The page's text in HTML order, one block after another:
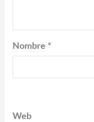
Nombre *
Web